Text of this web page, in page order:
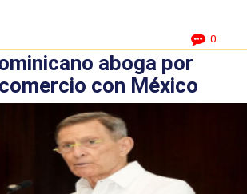
0
aboga por
con México